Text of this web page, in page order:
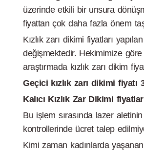
üzerinde etkili bir unsura
fiyattan çok daha fazla önem
Kızlık zarı dikimi fiyatları
değişmektedir. Hekimimize göre
araştırmada kızlık zarı dikim
Geçici kızlık zarı dikimi fiyatı
Kalıcı Kızlık Zar Dikimi
Bu işlem sırasında lazer
kontrollerinde ücret talep
Kimi zaman kadınlarda